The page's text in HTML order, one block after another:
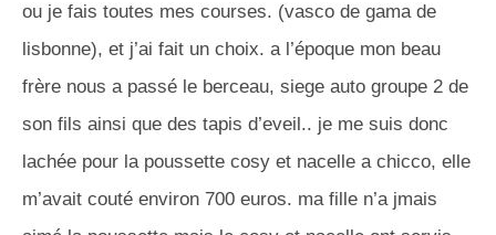
ou je fais toutes mes courses. (vasco de gama de
lisbonne), et j’ai fait un choix. a l’époque mon beau
frère nous a passé le berceau, siege auto groupe 2 de
son fils ainsi que des tapis d’eveil.. je me suis donc
lachée pour la poussette cosy et nacelle a chicco, elle
m’avait couté environ 700 euros. ma fille n’a jmais